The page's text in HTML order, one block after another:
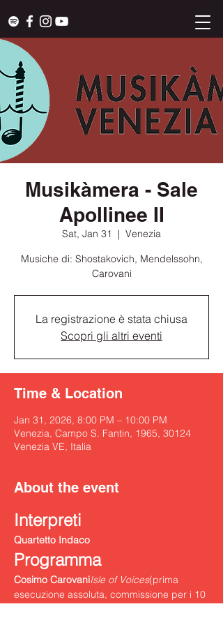
Musikàmera - Sale
Apollinee II
Sat, Jan 31
  |
Venezia
Musiche di: Shostakovich, Mendelssohn,
Carovani
La registrazione è stata chiusa
Scopri gli altri eventi
Time & Location
Jan 31, 2026, 8:00 PM – 10:00 PM
Venezia, Campo S. Fantin, 1965, 30124
Venezia VE, Italia
About the event
Interpreti
Quartetto Indaco
Programma
Cosimo CarovaniIsle of Voices(prima
esecuzione assoluta, commissione per i 10